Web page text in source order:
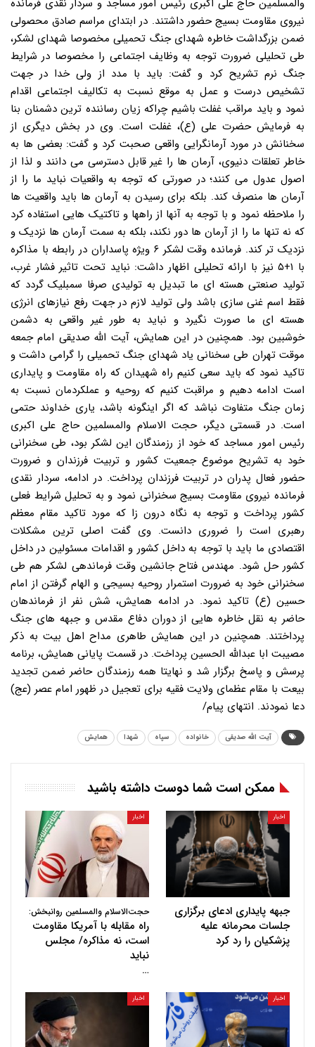
والمسلمین حاج علی اکبری رئیس امور مساجد و سردار نقدی فرمانده
نیروی مقاومت بسیج حضور داشتند. در ابتدای مراسم صادق محصولی
ضمن بزرگداشت خاطره شهدای جنگ تحمیلی مخصوصا شهدای لشکر،
طی تحلیلی ضرورت توجه به وظایف اجتماعی را مخصوصا در شرایط
جنگ نرم تشریح کرد و گفت: باید با مدد از ولی خدا در جهت
تشخیص درست و عمل به موقع نسبت به تکالیف اجتماعی اقدام
نمود و باید مراقب غفلت باشیم چراکه زیان رساننده ترین دشمنان بنا
به فرمایش حضرت علی (ع)، غفلت است. وی در بخش دیگری از
سخنانش در مورد آرمانگرایی واقعی صحبت کرد و گفت: بعضی ها به
خاطر تعلقات دنیوی، آرمان ها را غیر قابل دسترسی می دانند و لذا از
اصول عدول می کنند؛ در صورتی که توجه به واقعیات نباید ما را از
آرمان ها منصرف کند. بلکه برای رسیدن به آرمان ها باید واقعیت ها
را ملاحظه نمود و با توجه به آنها از راهها و تاکتیک هایی استفاده کرد
که نه تنها ما را از آرمان ها دور نکند، بلکه به سمت آرمان ها نزدیک و
نزدیک تر کند. فرمانده وقت لشکر ۶ ویژه پاسداران در رابطه با مذاکره
با ۱+۵ نیز با ارائه تحلیلی اظهار داشت: نباید تحت تاثیر فشار غرب،
تولید صنعتی هسته ای ما تبدیل به تولیدی صرفا سمبلیک گردد که
فقط اسم غنی سازی باشد ولی تولید لازم در جهت رفع نیازهای انرژی
هسته ای ما صورت نگیرد و نباید به طور غیر واقعی به دشمن
خوشبین بود. همچنین در این همایش، آیت الله صدیقی امام جمعه
موقت تهران طی سخنانی یاد شهدای جنگ تحمیلی را گرامی داشت و
تاکید نمود که باید سعی کنیم راه شهیدان که راه مقاومت و پایداری
است ادامه دهیم و مراقبت کنیم که روحیه و عملکردمان نسبت به
زمان جنگ متفاوت نباشد که اگر اینگونه باشد، یاری خداوند حتمی
است. در قسمتی دیگر، حجت الاسلام والمسلمین حاج علی اکبری
رئیس امور مساجد که خود از رزمندگان این لشکر بود، طی سخنرانی
خود به تشریح موضوع جمعیت کشور و تربیت فرزندان و ضرورت
حضور فعال پدران در تربیت فرزندان پرداخت. در ادامه، سردار نقدی
فرمانده نیروی مقاومت بسیج سخنرانی نمود و به تحلیل شرایط فعلی
کشور پرداخت و توجه به نگاه درون زا که مورد تاکید مقام معظم
رهبری است را ضروری دانست. وی گفت اصلی ترین مشکلات
اقتصادی ما باید با توجه به داخل کشور و اقدامات مسئولین در داخل
کشور حل شود. مهندس فتاح جانشین وقت فرماندهی لشکر هم طی
سخنرانی خود به ضرورت استمرار روحیه بسیجی و الهام گرفتن از امام
حسین (ع) تاکید نمود. در ادامه همایش، شش نفر از فرماندهان
حاضر به نقل خاطره هایی از دوران دفاع مقدس و جبهه های جنگ
پرداختند. همچنین در این همایش طاهری مداح اهل بیت به ذکر
مصیبت ابا عبدالله الحسین پرداخت. در قسمت پایانی همایش، برنامه
پرسش و پاسخ برگزار شد و نهایتا همه رزمندگان حاضر ضمن تجدید
بیعت با مقام عظمای ولایت فقیه برای تعجیل در ظهور امام عصر (عج)
دعا نمودند. انتهای پیام/
آیت الله صدیقی خانواده سپاه شهدا همایش
ممکن است شما دوست داشته باشید
اخبار
جبهه پایداری ادعای برگزاری
جلسات محرمانه علیه
پزشکیان را رد کرد
اخبار
حجت‌الاسلام والمسلمین روانبخش:
راه مقابله با آمریکا مقاومت
است، نه مذاکره/ مجلس
نباید
…
اخبار اخبار